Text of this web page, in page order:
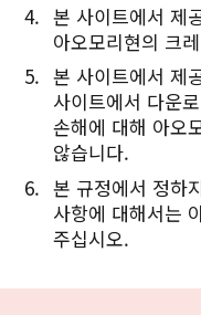
본 사이트에서 제
아오모리현의 크
본 사이트에서 제
사이트에서 다운
손해에 대해 아오
않습니다.
본 규정에서 정하
사항에 대해서는
주십시오.